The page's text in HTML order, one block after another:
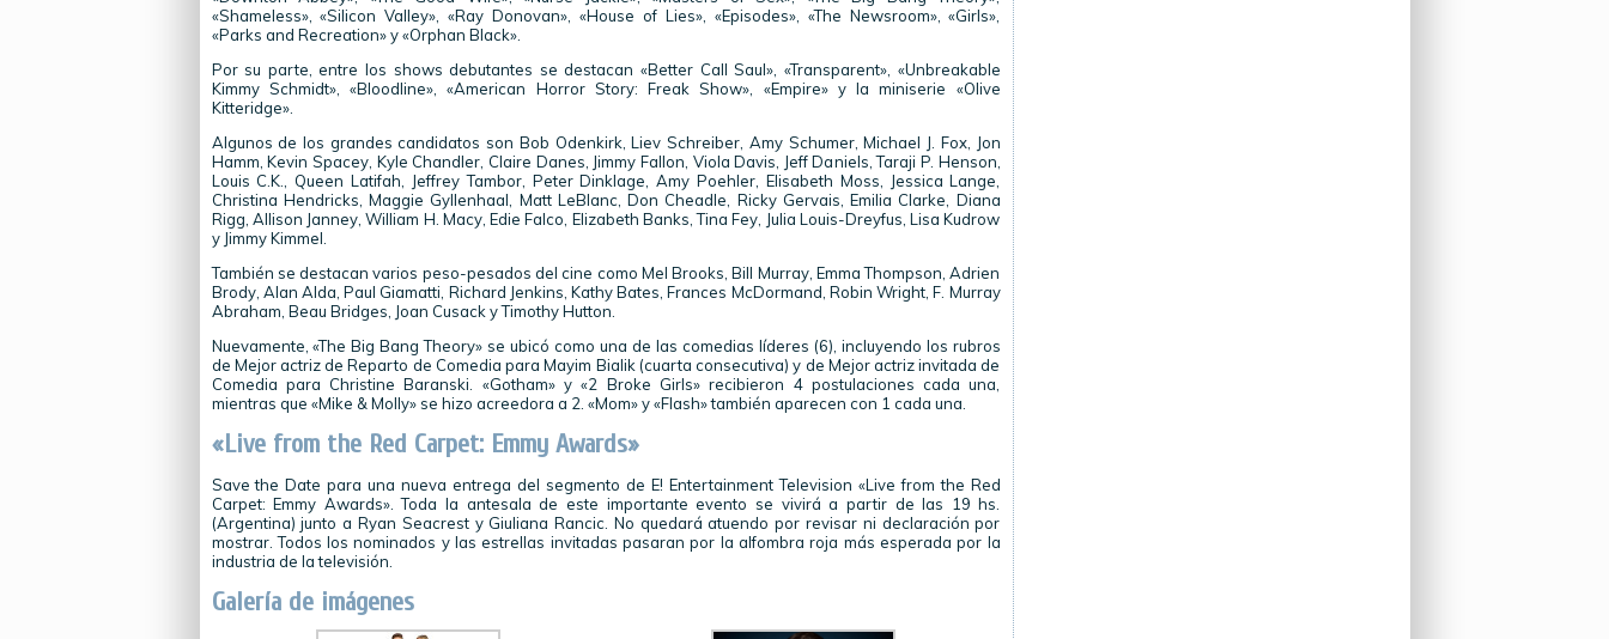
«Shameless», «Silicon Valley», «Ray Donovan», «House of Lies», «Episodes», «The Newsroom», «Girls»,
«Parks and Recreation» y «Orphan Black».
Por su parte, entre los shows debutantes se destacan «Better Call Saul», «Transparent», «Unbreakable
Kimmy Schmidt», «Bloodline», «American Horror Story: Freak Show», «Empire» y la miniserie «OIive
Kitteridge».
Algunos de los grandes candidatos son Bob Odenkirk, Liev Schreiber, Amy Schumer, Michael J. Fox, Jon
Hamm, Kevin Spacey, Kyle Chandler, Claire Danes, Jimmy Fallon, Viola Davis, Jeff Daniels, Taraji P. Henson,
Louis C.K., Queen Latifah, Jeffrey Tambor, Peter Dinklage, Amy Poehler, Elisabeth Moss, Jessica Lange,
Christina Hendricks, Maggie Gyllenhaal, Matt LeBlanc, Don Cheadle, Ricky Gervais, Emilia Clarke, Diana
Rigg, Allison Janney, William H. Macy, Edie Falco, Elizabeth Banks, Tina Fey, Julia Louis-Dreyfus, Lisa Kudrow
y Jimmy Kimmel.
También se destacan varios peso-pesados del cine como Mel Brooks, Bill Murray, Emma Thompson, Adrien
Brody, Alan Alda, Paul Giamatti, Richard Jenkins, Kathy Bates, Frances McDormand, Robin Wright, F. Murray
Abraham, Beau Bridges, Joan Cusack y Timothy Hutton.
Nuevamente, «The Big Bang Theory» se ubicó como una de las comedias líderes (6), incluyendo los rubros
de Mejor actriz de Reparto de Comedia para Mayim Bialik (cuarta consecutiva) y de Mejor actriz invitada de
Comedia para Christine Baranski. «Gotham» y «2 Broke Girls» recibieron 4 postulaciones cada una,
mientras que «Mike & Molly» se hizo acreedora a 2. «Mom» y «Flash» también aparecen con 1 cada una.
«Live from the Red Carpet: Emmy Awards»
Save the Date para una nueva entrega del segmento de E! Entertainment Television «Live from the Red
Carpet: Emmy Awards». Toda la antesala de este importante evento se vivirá a partir de las 19 hs.
(Argentina) junto a Ryan Seacrest y Giuliana Rancic. No quedará atuendo por revisar ni declaración por
mostrar. Todos los nominados y las estrellas invitadas pasaran por la alfombra roja más esperada por la
industria de la televisión.
Galería de imágenes